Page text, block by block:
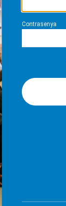
Contrasenya